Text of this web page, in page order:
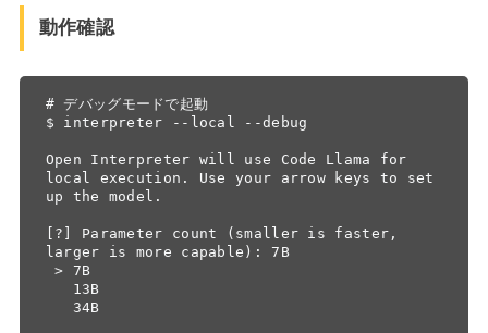
動作確認
# デバッグモードで起動
$ interpreter --local --debug
Open Interpreter will use Code Llama for
local execution. Use your arrow keys to set
up the model.
[?] Parameter count (smaller is faster,
larger is more capable): 7B
> 7B